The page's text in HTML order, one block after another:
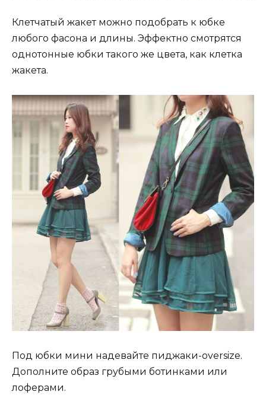
Клетчатый жакет можно подобрать к юбке
любого фасона и длины. Эффектно смотрятся
однотонные юбки такого же цвета, как клетка
жакета.
Под юбки мини надевайте пиджаки-oversize.
Дополните образ грубыми ботинками или
лоферами.